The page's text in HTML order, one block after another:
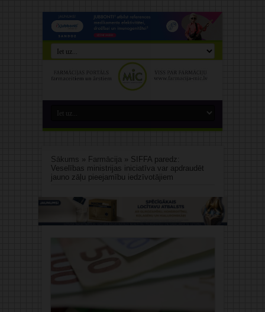
Sākums » Farmācija» SIFFA paredz:
Veselības ministrijas iniciatīva var apdraudēt
jauno zāļu pieejamību iedzīvotājiem